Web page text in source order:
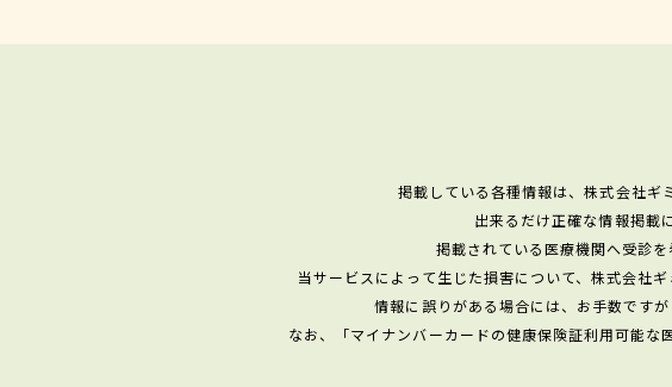
掲載している各種情報は、株式会社ギ
出来るだけ正確な情報掲載
掲載されている医療機関へ受診
当サービスによって生じた損害について、株式会社
情報に誤りがある場合には、お手数です
なお、「マイナンバーカードの健康保険証利用可能な